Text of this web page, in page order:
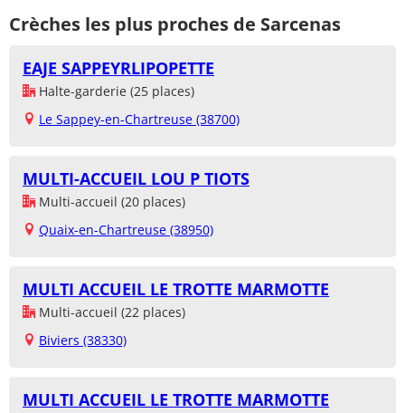
Crèches les plus proches de Sarcenas
EAJE SAPPEYRLIPOPETTE
Halte-garderie (25 places)
Le Sappey-en-Chartreuse (38700)
MULTI-ACCUEIL LOU P TIOTS
Multi-accueil (20 places)
Quaix-en-Chartreuse (38950)
MULTI ACCUEIL LE TROTTE MARMOTTE
Multi-accueil (22 places)
Biviers (38330)
MULTI ACCUEIL LE TROTTE MARMOTTE